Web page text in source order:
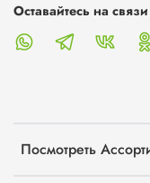
Посмотреть
Оставайтесь на